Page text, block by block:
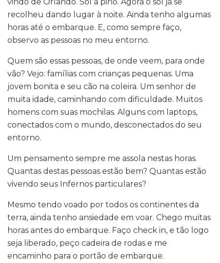
recolheu dando lugar à noite. Ainda tenho algumas
horas até o embarque. E, como sempre faço,
observo as pessoas no meu entorno.
Quem são essas pessoas, de onde veem, para onde
vão? Vejo: famílias com crianças pequenas. Uma
jovem bonita e seu cão na coleira. Um senhor de
muita idade, caminhando com dificuldade. Muitos
homens com suas mochilas. Alguns com laptops,
conectados com o mundo, desconectados do seu
entorno.
Um pensamento sempre me assola nestas horas.
Quantas destas pessoas estão bem? Quantas estão
vivendo seus Infernos particulares?
Mesmo tendo voado por todos os continentes da
terra, ainda tenho ansiedade em voar. Chego muitas
horas antes do embarque. Faço check in, e tão logo
seja liberado, peço cadeira de rodas e me
encaminho para o portão de embarque.